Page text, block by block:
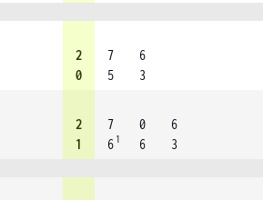
2
0
7
5
6
3
2
1
7
6 1
0
6
6
3